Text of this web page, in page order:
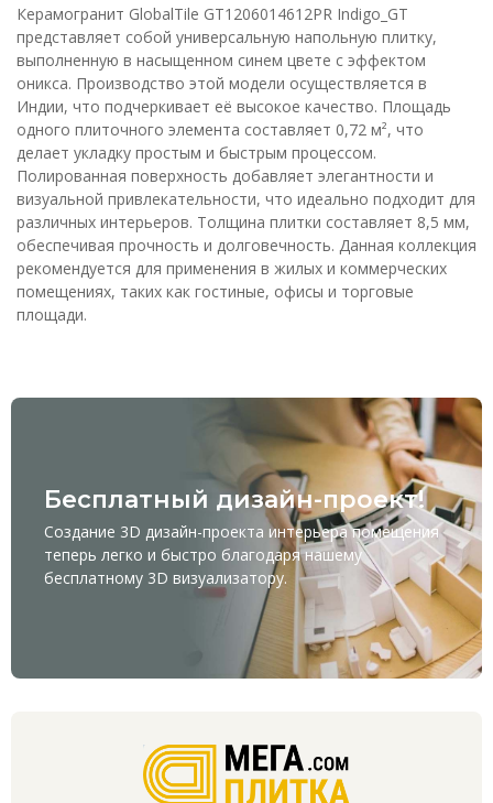
Керамогранит GlobalTile GT1206014612PR Indigo_GT
представляет собой универсальную напольную плитку,
выполненную в насыщенном синем цвете с эффектом
оникса. Производство этой модели осуществляется в
Индии, что подчеркивает её высокое качество. Площадь
одного плиточного элемента составляет 0,72 м², что
делает укладку простым и быстрым процессом.
Полированная поверхность добавляет элегантности и
визуальной привлекательности, что идеально подходит для
различных интерьеров. Толщина плитки составляет 8,5 мм,
обеспечивая прочность и долговечность. Данная коллекция
рекомендуется для применения в жилых и коммерческих
помещениях, таких как гостиные, офисы и торговые
площади.
Бесплатный дизайн-проект!
Создание 3D дизайн-проекта интерьера помещения
теперь легко и быстро благодаря нашему
бесплатному 3D визуализатору.